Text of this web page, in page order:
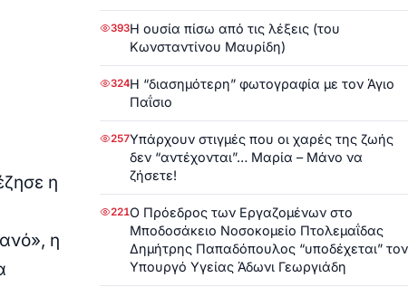
η
η
393Η ουσία πίσω από τις λέξεις (του
Κωνσταντίνου Μαυρίδη)
324Η “διασημότερη” φωτογραφία με τον Άγιο
Παΐσιο
257Υπάρχουν στιγμές που οι χαρές της ζωής
δεν “αντέχονται”… Μαρία – Μάνο να
ζήσετε!
221Ο Πρόεδρος των Εργαζομένων στο
Μποδοσάκειο Νοσοκομείο Πτολεμαΐδας
Δημήτρης Παπαδόπουλος “υποδέχεται” τον
Υπουργό Υγείας Άδωνι Γεωργιάδη